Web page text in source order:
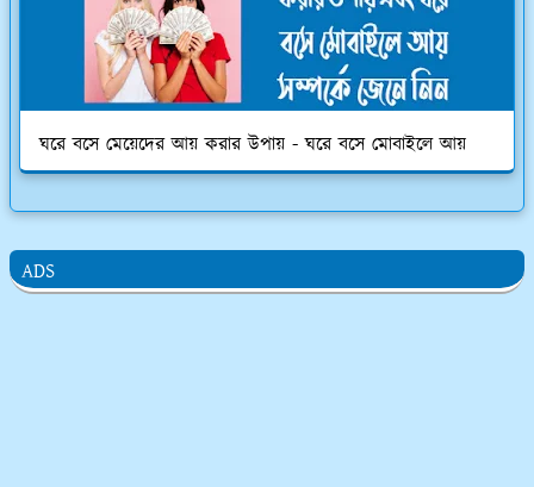
ঘরে বসে মেয়েদের আয় করার উপায় - ঘরে বসে মোবাইলে আয়
ADS